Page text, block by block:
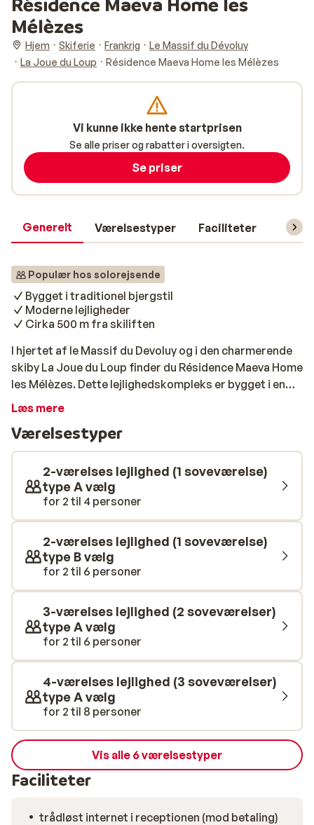
Mélèzes
Hjem Skiferie Frankrig
Le Massif du Dévoluy
La Joue du Loup
Résidence Maeva Home les Mélèzes
Generelt Værelsestyper Faciliteter
Populær hos solorejsende
Bygget i traditionel bjergstil
Moderne lejligheder
Cirka 500 m fra skiliften
I hjertet af le Massif du Devoluy og i den charmerende
skiby La Joue du Loup finder du Résidence Maeva Home
les Mélèzes. Dette lejlighedskompleks er bygget i en
typisk bjergstil, hvilket gør det dejligt og hyggeligt. Du
som alle er moderne indrettet. Både centrum og
pisterne ligger mellem 500 til 600 m fra
lejlighedskomplekset. Om aftenen kan du tilberede et
måltid i din lejlighed eller tage plads på en af de
hyggelige restauranter i centrum.
Læs mere
Værelsestyper
2-værelses lejlighed (1 soveværelse)
type A vælg
for 2 til 4 personer
2-værelses lejlighed (1 soveværelse)
type B vælg
for 2 til 6 personer
3-værelses lejlighed (2 soveværelser)
type A vælg
for 2 til 6 personer
4-værelses lejlighed (3 soveværelser)
type A vælg
for 2 til 8 personer
Vis alle 6 værelsestyper
Faciliteter
trådløst internet i receptionen (mod betaling)
Vi kunne ikke hente startprisen
Se alle priser og rabatter i oversigten.
Se priser